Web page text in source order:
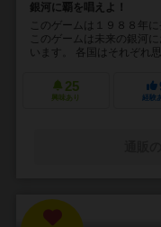
銀河に覇を唱えよ！
このゲームは１９８８年
このゲームは未来の銀河
います。 各国はそれぞれ
25
興味あり 経験